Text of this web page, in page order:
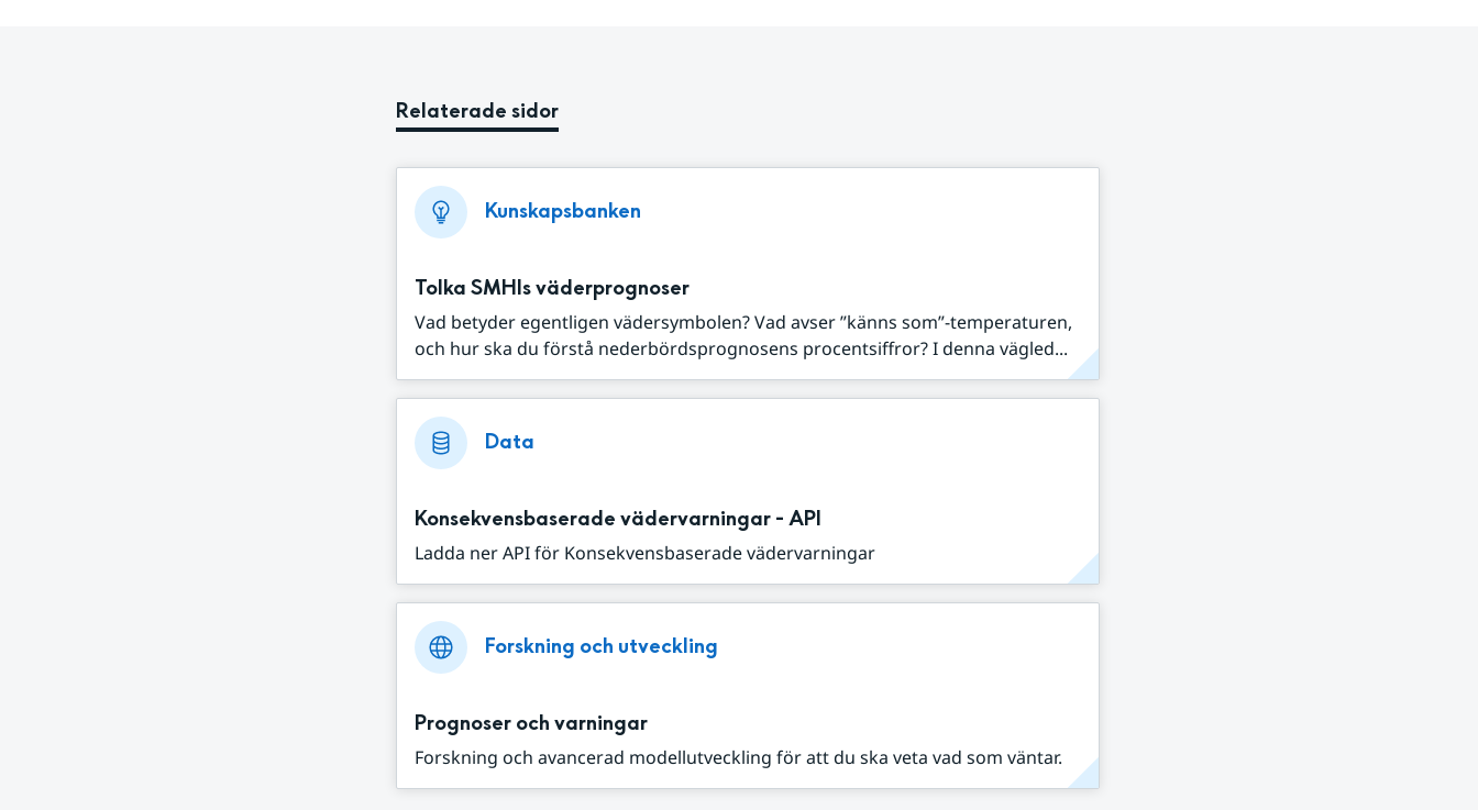
Relaterade sidor
Kunskapsbanken
Tolka SMHIs väderprognoser
Vad betyder egentligen vädersymbolen? Vad avser ”känns som”-temperaturen,
och hur ska du förstå nederbördsprognosens procentsiffror? I denna vägled...
Data
Konsekvensbaserade vädervarningar - API
Ladda ner API för Konsekvensbaserade vädervarningar
Forskning och utveckling
Prognoser och varningar
Forskning och avancerad modellutveckling för att du ska veta vad som väntar.